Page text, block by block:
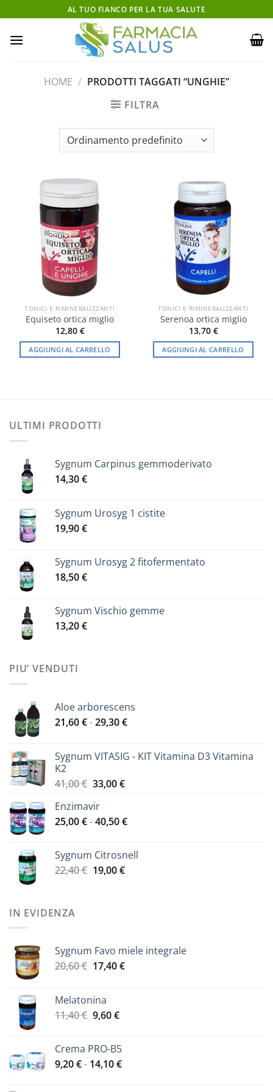
ai
contenuti
AL TUO FIANCO PER LA TUA SALUTE
HOME / PRODOTTI TAGGATI “UNGHIE”
FILTRA
TONICI E RIMINERALIZZANTI
Equiseto ortica miglio
12,80 €
AGGIUNGI AL CARRELLO
TONICI E RIMINERALIZZANTI
Serenoa ortica miglio
13,70 €
AGGIUNGI AL CARRELLO
ULTIMI PRODOTTI
Sygnum Carpinus gemmoderivato
14,30€
Sygnum Urosyg 1 cistite
19,90€
Sygnum Urosyg 2 fitofermentato
18,50€
Sygnum Vischio gemme
13,20€
PIU’ VENDUTI
Aloe arborescens
21,60€-29,30€Fascia
da
Sygnum VITASIG - KIT Vitamina D3 Vitamina
K2
41,00€ Il
originale
era:
33,00€Il
è:
Enzimavir
25,00€-40,50€Fascia
da
Sygnum Citrosnell
22,40€ Il
19,00€Il
IN EVIDENZA
Sygnum Favo miele integrale
20,60€ Il
era:
20,60 €.
17,40€Il
Melatonina
11,40€ Il
era:
11,40 €.
9,60€Il
è:
9,60 €.
Crema PRO-B5
9,20€- 14,10€Fascia